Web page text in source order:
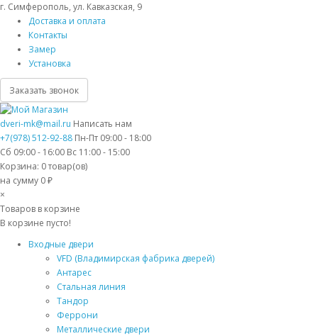
г. Симферополь, ул. Кавказская, 9
Доставка и оплата
Контакты
Замер
Установка
Заказать звонок
dveri-mk@mail.ru Написать нам
+7(978) 512-92-88 Пн-Пт 09:00 - 18:00
Сб 09:00 - 16:00 Вс 11:00 - 15:00
Корзина: 0товар(ов)
на сумму 0 ₽
×
Товаров в корзине
В корзине пусто!
Входные двери
VFD (Владимирская фабрика дверей)
Антарес
Стальная линия
Тандор
Феррони
Металлические двери